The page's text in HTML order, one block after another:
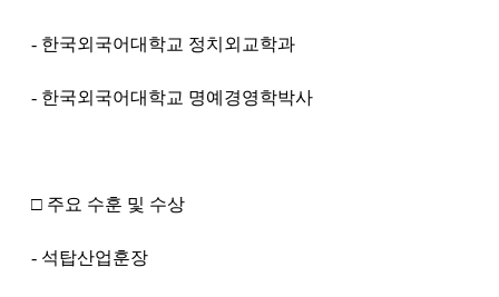
- 한국외국어대학교 정치외교학과
- 한국외국어대학교 명예경영학박사
□ 주요 수훈 및 수상
- 석탑산업훈장